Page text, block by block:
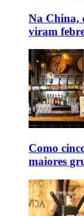
Na China,
viram
Como
maiores